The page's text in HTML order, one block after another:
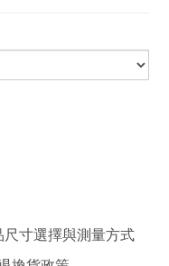
尺寸選擇與測量方式